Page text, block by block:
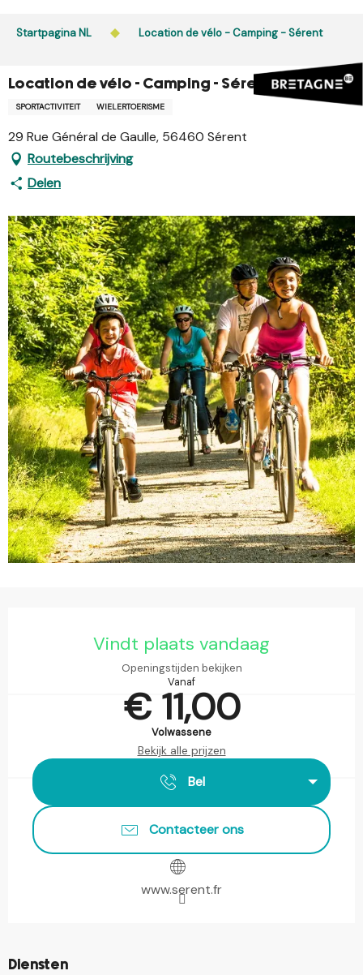
Startpagina NL Location de vélo - Camping - Sérent
Location de vélo - Camping - Sérent
SPORTACTIVITEIT WIELERTOERISME
29 Rue Général de Gaulle, 56460 Sérent
Routebeschrijving
Delen
Vindt plaats vandaag
Openingstijden bekijken
Vanaf
€ 11,00
Volwassene
Bekijk alle prijzen
Bel
Contacteer ons
www.serent.fr
Diensten